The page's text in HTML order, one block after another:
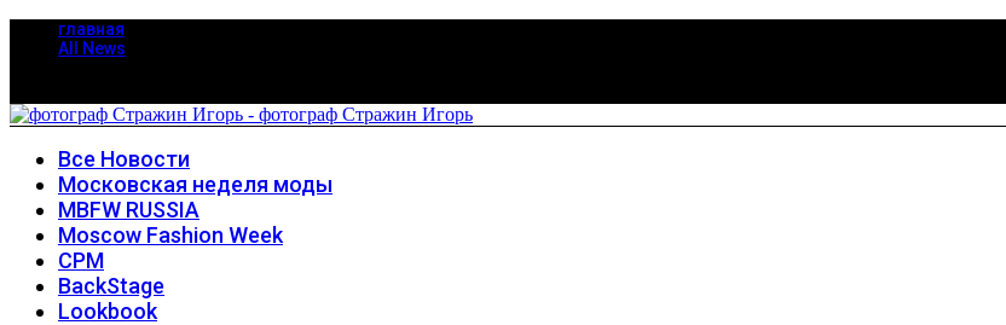
главная
All News
Все Новости
Московская неделя моды
MBFW RUSSIA
Moscow Fashion Week
CPM
BackStage
Lookbook